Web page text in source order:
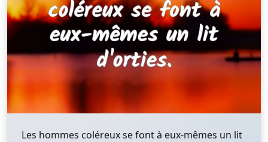
Les hommes coléreux se font à eux-mêmes un lit